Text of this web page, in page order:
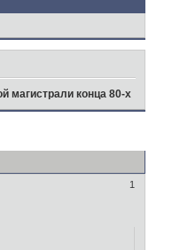
магистрали конца 80-х
1